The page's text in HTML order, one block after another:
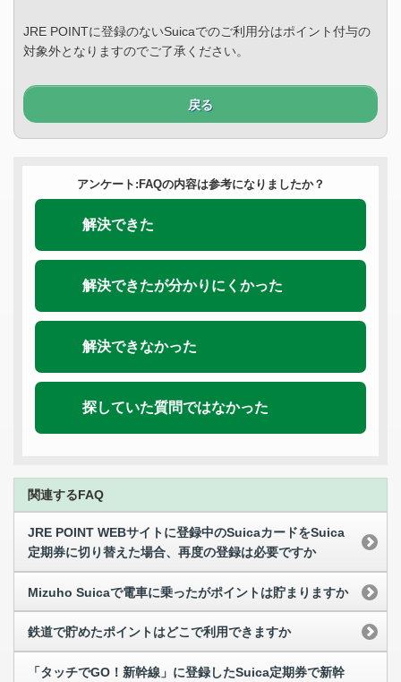
JRE POINTに登録のないSuicaでのご利用分はポイント付与の
対象外となりますのでご了承ください。
戻る
アンケート:FAQの内容は参考になりましたか？
解決できた
解決できたが分かりにくかった
解決できなかった
探していた質問ではなかった
関連するFAQ
JRE POINT WEBサイトに登録中のSuicaカードをSuica
定期券に切り替えた場合、再度の登録は必要ですか
Mizuho Suicaで電車に乗ったがポイントは貯まりますか
鉄道で貯めたポイントはどこで利用できますか
「タッチでGO！新幹線」に登録したSuica定期券で新幹